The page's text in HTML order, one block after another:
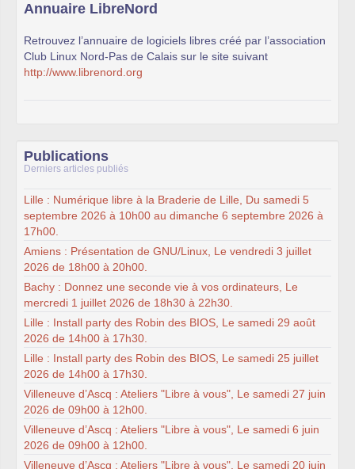
Annuaire LibreNord
Retrouvez l’annuaire de logiciels libres créé par l’association
Club Linux Nord-Pas de Calais sur le site suivant
http://www.librenord.org
Publications
Derniers articles publiés
Lille : Numérique libre à la Braderie de Lille, Du samedi 5
septembre 2026 à 10h00 au dimanche 6 septembre 2026 à
17h00.
Amiens : Présentation de GNU/Linux, Le vendredi 3 juillet
2026 de 18h00 à 20h00.
Bachy : Donnez une seconde vie à vos ordinateurs, Le
mercredi 1 juillet 2026 de 18h30 à 22h30.
Lille : Install party des Robin des BIOS, Le samedi 29 août
2026 de 14h00 à 17h30.
Lille : Install party des Robin des BIOS, Le samedi 25 juillet
2026 de 14h00 à 17h30.
Villeneuve d’Ascq : Ateliers "Libre à vous", Le samedi 27 juin
2026 de 09h00 à 12h00.
Villeneuve d’Ascq : Ateliers "Libre à vous", Le samedi 6 juin
2026 de 09h00 à 12h00.
Villeneuve d’Ascq : Ateliers "Libre à vous", Le samedi 20 juin